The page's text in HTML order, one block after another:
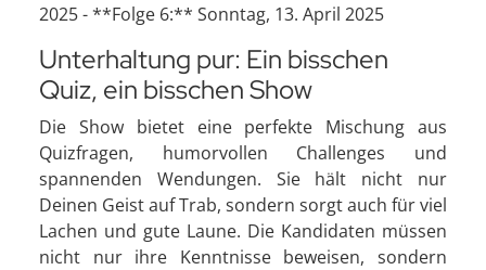
2025 - **Folge 6:** Sonntag, 13. April 2025
Unterhaltung pur: Ein bisschen
Quiz, ein bisschen Show
Die Show bietet eine perfekte Mischung aus
Quizfragen, humorvollen Challenges und
spannenden Wendungen. Sie hält nicht nur
Deinen Geist auf Trab, sondern sorgt auch für viel
Lachen und gute Laune. Die Kandidaten müssen
nicht nur ihre Kenntnisse beweisen, sondern